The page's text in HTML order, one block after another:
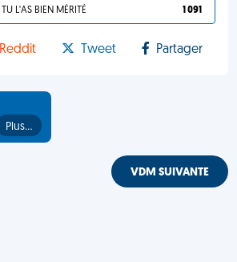
TU L'AS BIEN MÉRITÉ 1 091
Reddit Tweet Partager
Plus…
VDM SUIVANTE